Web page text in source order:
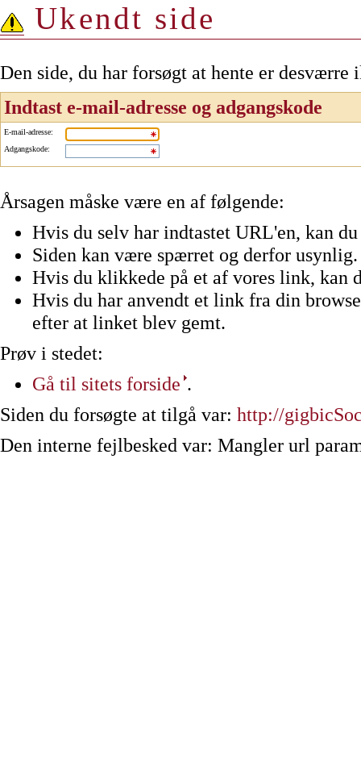
Ukendt side
Den side, du har forsøgt at hente er
Indtast e-mail-adresse og adgangskode
E-mail-adresse:
Adgangskode:
Årsagen måske være en af følgende:
Hvis du selv har indtastet URL'en, kan
Siden kan være spærret og derfor usynlig.
Hvis du klikkede på et af vores link, kan
Hvis du har anvendt et link fra din
efter at linket blev gemt.
Prøv i stedet:
Gå til sitets forside .
Siden du forsøgte at tilgå var: http://
Den interne fejlbesked var: Mangler url